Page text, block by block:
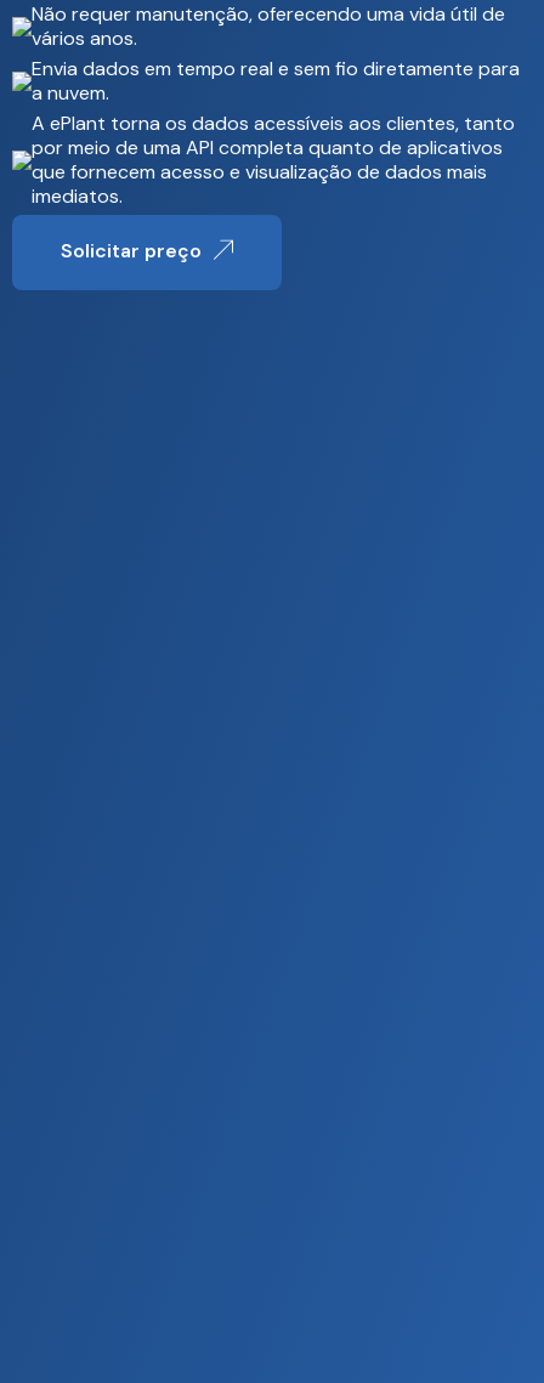
Não requer manutenção, oferecendo uma vida útil de
vários anos.
Envia dados em tempo real e sem fio diretamente para
a nuvem.
A ePlant torna os dados acessíveis aos clientes, tanto
por meio de uma API completa quanto de aplicativos
que fornecem acesso e visualização de dados mais
imediatos.
Solicitar preço